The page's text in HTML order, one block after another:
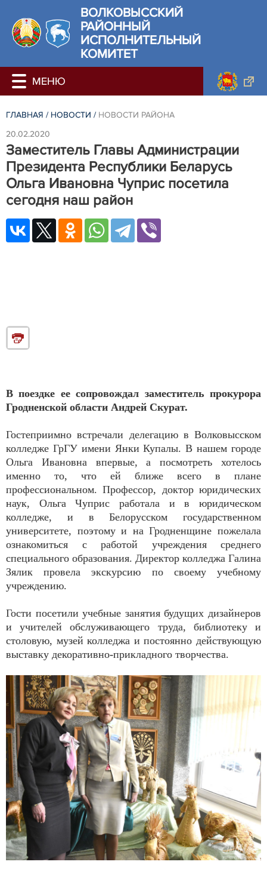
ВОЛКОВЫССКИЙ
РАЙОННЫЙ
ИСПОЛНИТЕЛЬНЫЙ
КОМИТЕТ
ГЛАВНАЯ / НОВОСТИ / НОВОСТИ РАЙОНА
20.02.2020
Заместитель Главы Администрации
Президента Республики Беларусь
Ольга Ивановна Чуприс посетила
сегодня наш район
В поездке ее сопровождал заместитель прокурора
Гродненской области Андрей Скурат.
Гостеприимно встречали делегацию в Волковысском
колледже ГрГУ имени Янки Купалы. В нашем городе
Ольга Ивановна впервые, а посмотреть хотелось
именно то, что ей ближе всего в плане
профессиональном. Профессор, доктор юридических
наук, Ольга Чуприс работала и в юридическом
колледже, и в Белорусском государственном
университете, поэтому и на Гродненщине пожелала
ознакомиться с работой учреждения среднего
специального образования. Директор колледжа Галина
Зялик провела экскурсию по своему учебному
учреждению.
Гости посетили учебные занятия будущих дизайнеров
и учителей обслуживающего труда, библиотеку и
столовую, музей колледжа и постоянно действующую
выставку декоративно-прикладного творчества.